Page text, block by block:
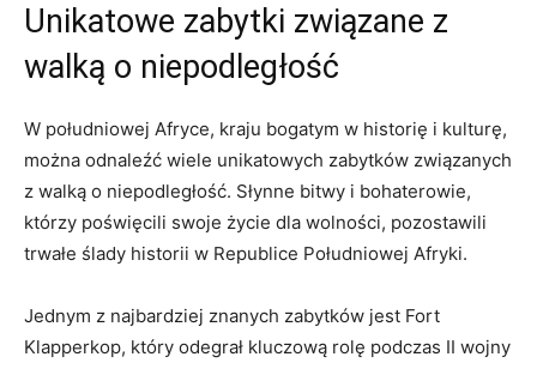
Unikatowe zabytki związane ⁢z
walką o⁣ niepodległość
W południowej Afryce, kraju bogatym w historię i ‍kulturę,
można odnaleźć ​wiele unikatowych zabytków związanych
z walką ⁤o niepodległość. Słynne bitwy i bohaterowie,
którzy poświęcili swoje⁣ życie ​dla wolności, pozostawili
⁣trwałe ślady historii⁣ w Republice Południowej⁣ Afryki.
Jednym z‍ najbardziej ‌znanych zabytków jest ​Fort
Klapperkop, który odegrał kluczową rolę podczas II wojny